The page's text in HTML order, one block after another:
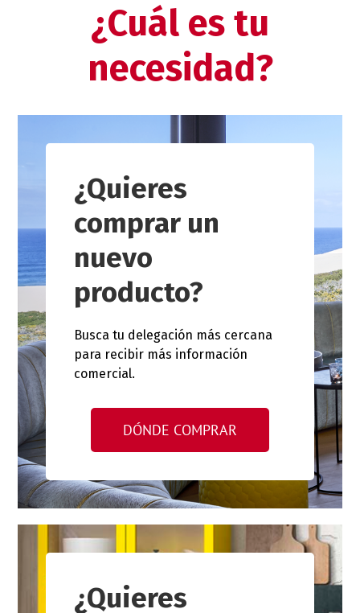
¿Cuál es tu
necesidad?
¿Quieres
comprar un
nuevo
producto?
Busca tu delegación más cercana
para recibir más información
comercial.
DÓNDE COMPRAR
¿Quieres